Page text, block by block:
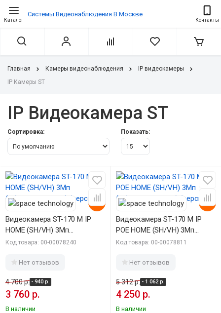
Каталог
Системы Видеонаблюдения В Москве
Контакты
Главная Камеры видеонаблюдения
IP видеокамеры
IP Камеры ST
IP Видеокамера ST
Сортировка: Показать:
-20%
Видеокамера ST-170 M IP
HOME (SH/VH) 3Мп
(объектив 2,8mm) (версия 2)
Код товара: 00-00078240
Нет отзывов
4 700 р. - 940 р.
3 760 р.
В наличии
-20%
Видеокамера ST-170 M IP
POE HOME (SH/VH) 3Мп
(объектив 2,8mm) (версия 2)
Код товара: 00-00078811
Нет отзывов
5 312 р. - 1 062 р.
4 250 р.
В наличии